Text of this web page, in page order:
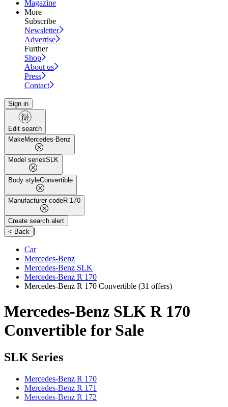
Magazine
More
Subscribe
Newsletter
Advertise
Further
Shop
About us
Press
Contact
Sign in
Edit search
MakeMercedes-Benz
Model seriesSLK
Body styleConvertible
Manufacturer codeR 170
Create search alert
< Back |
Car
Mercedes-Benz
Mercedes-Benz SLK
Mercedes-Benz R 170
Mercedes-Benz R 170 Convertible (31 offers)
Mercedes-Benz SLK R 170
Convertible for Sale
SLK Series
Mercedes-Benz R 170
Mercedes-Benz R 171
Mercedes-Benz R 172